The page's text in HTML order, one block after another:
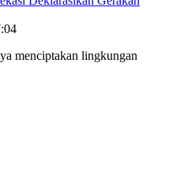
menciptakan lingkungan